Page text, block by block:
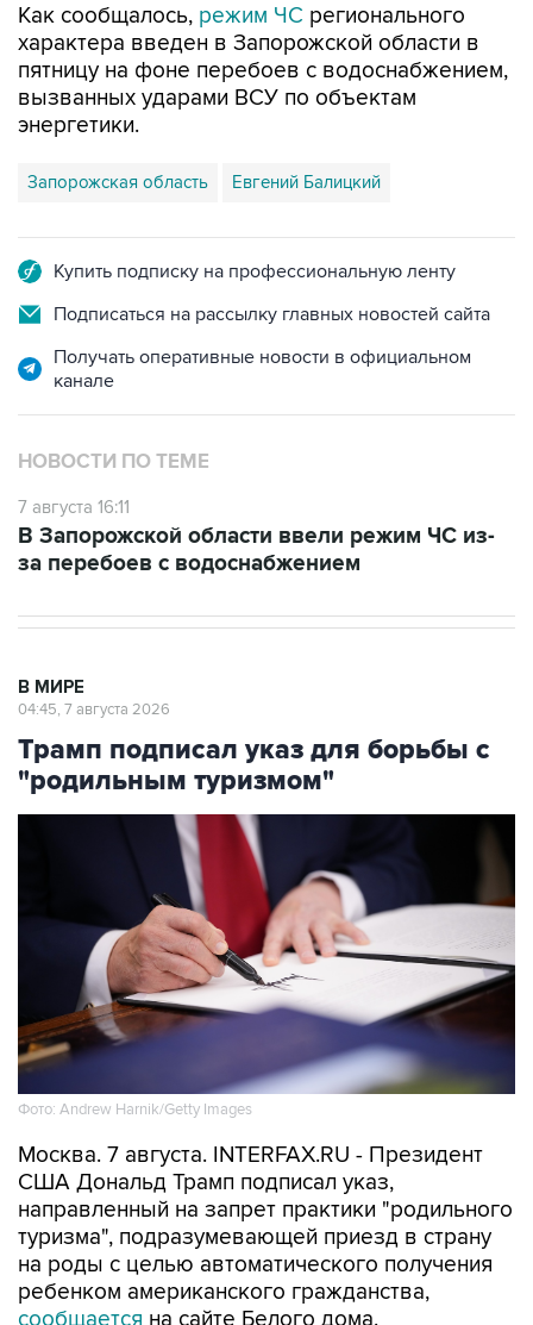
Как сообщалось, режим ЧС регионального
характера введен в Запорожской области в
пятницу на фоне перебоев с водоснабжением,
вызванных ударами ВСУ по объектам
энергетики.
Запорожская область Евгений Балицкий
Купить подписку на профессиональную ленту
Подписаться на рассылку главных новостей сайта
Получать оперативные новости в официальном
канале
НОВОСТИ ПО ТЕМЕ
7 августа 16:11
В Запорожской области ввели режим ЧС из-
за перебоев с водоснабжением
В МИРЕ
04:45, 7 августа 2026
Трамп подписал указ для борьбы с
"родильным туризмом"
Фото: Andrew Harnik/Getty Images
Москва. 7 августа. INTERFAX.RU - Президент
США Дональд Трамп подписал указ,
направленный на запрет практики "родильного
туризма", подразумевающей приезд в страну
на роды с целью автоматического получения
ребенком американского гражданства,
сообщается на сайте Белого дома.